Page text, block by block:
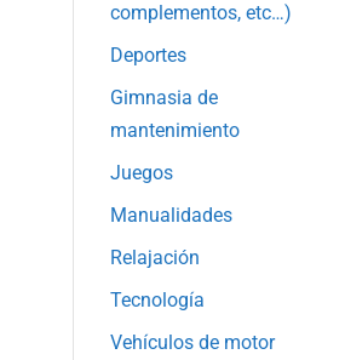
complementos, etc…)
Deportes
Gimnasia de
mantenimiento
Juegos
Manualidades
Relajación
Tecnología
Vehículos de motor